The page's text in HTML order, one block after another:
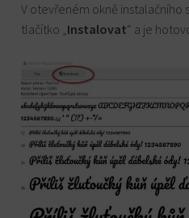
V otevřeném okně instalačního
tlačítko „Instalovat“ a je